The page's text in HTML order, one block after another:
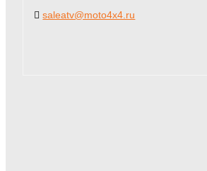
saleatv@moto4x4.ru